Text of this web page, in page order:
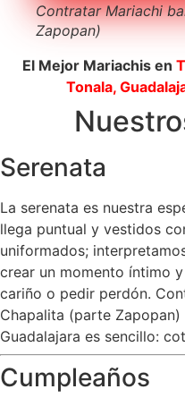
Contratar Mariachi
Zapopan)
El Mejor Mariachis en
Tonala,
Serenata
La serenata es nuestra
llega puntual y vestidos
uniformados;
crear un momento íntimo
cariño o pedir perdón.
Chapalita (parte Zapopan)
Guadalajara es sencillo:
Cumpleaños